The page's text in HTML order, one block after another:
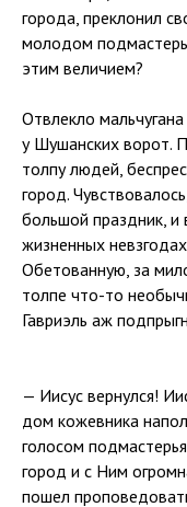
города, преклонил
молодом
этим величием?
Отвлекло
у Шушанских ворот.
толпу людей,
город.
большой праздник, и
жизненных
Обетованную, за
толпе что-то
Гавриэль аж
— Иисус вернулся!
дом кожевника
голосом
город и с Ним
пошел